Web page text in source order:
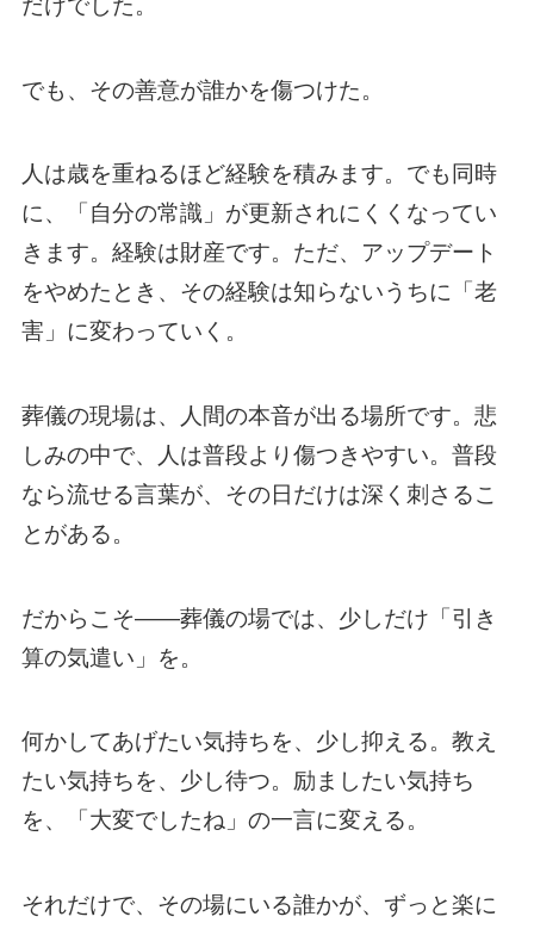
だけでした。
でも、その善意が誰かを傷つけた。
人は歳を重ねるほど経験を積みます。でも同時
に、「自分の常識」が更新されにくくなってい
きます。経験は財産です。ただ、アップデート
をやめたとき、その経験は知らないうちに「老
害」に変わっていく。
葬儀の現場は、人間の本音が出る場所です。悲
しみの中で、人は普段より傷つきやすい。普段
なら流せる言葉が、その日だけは深く刺さるこ
とがある。
だからこそ——葬儀の場では、少しだけ「引き
算の気遣い」を。
何かしてあげたい気持ちを、少し抑える。教え
たい気持ちを、少し待つ。励ましたい気持ち
を、「大変でしたね」の一言に変える。
それだけで、その場にいる誰かが、ずっと楽に